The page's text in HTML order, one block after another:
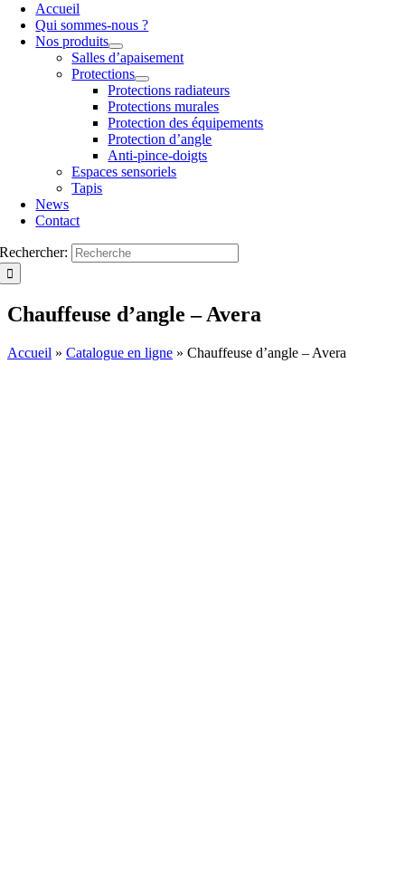
Accueil
Qui sommes-nous ?
Nos produits
Salles d’apaisement
Protections
Protections radiateurs
Protections murales
Protection des équipements
Protection d’angle
Anti-pince-doigts
Espaces sensoriels
Tapis
News
Contact
Rechercher:
Chauffeuse d’angle – Avera
Accueil » Catalogue en ligne » Chauffeuse d’angle – Avera